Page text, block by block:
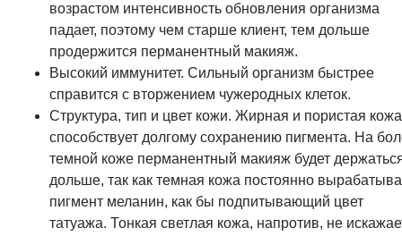
возрастом интенсивность обновления организма
падает, поэтому чем старше клиент, тем дольше
продержится перманентный макияж.
Высокий иммунитет. Сильный организм быстрее
справится с вторжением чужеродных клеток.
Структура, тип и цвет кожи. Жирная и пористая
способствует долгому сохранению пигмента. На
темной коже перманентный макияж будет
дольше, так как темная кожа постоянно
пигмент меланин, как бы подпитывающий цвет
татуажа. Тонкая светлая кожа, напротив, не